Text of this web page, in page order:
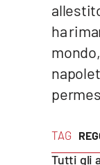
Lacitymag.it
TAG
Tutti gli
ha